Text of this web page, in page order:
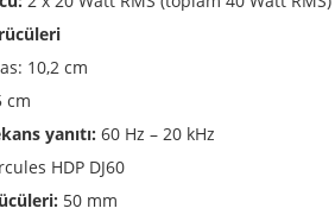
10,2 cm
cm
yanıtı: 60 Hz – 20 kHz
HDP DJ60
50 mm